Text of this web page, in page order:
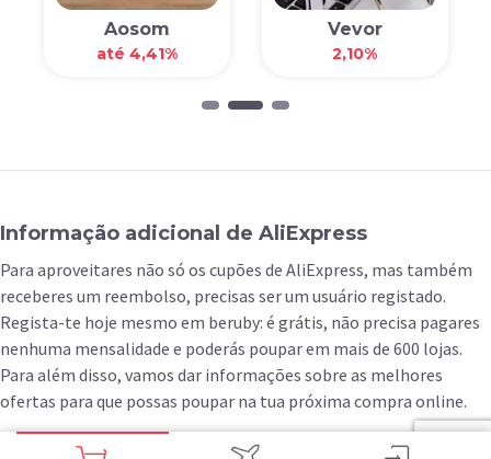
Aosom
até 4,41%
Vevor
2,10%
Informação adicional de AliExpress
Para aproveitares não só os cupões de AliExpress, mas também
receberes um reembolso, precisas ser um usuário registado.
Regista-te hoje mesmo em beruby: é grátis, não precisa pagares
nenhuma mensalidade e poderás poupar em mais de 600 lojas.
Para além disso, vamos dar informações sobre as melhores
ofertas para que possas poupar na tua próxima compra online.